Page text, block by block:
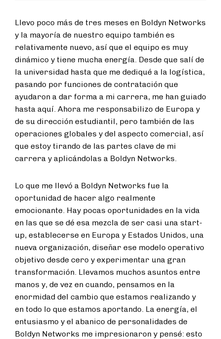
Llevo poco más de tres meses en Boldyn Networks
y la mayoría de nuestro equipo también es
relativamente nuevo, así que el equipo es muy
dinámico y tiene mucha energía. Desde que salí de
la universidad hasta que me dediqué a la logística,
pasando por funciones de contratación que
ayudaron a dar forma a mi carrera, me han guiado
hasta aquí. Ahora me responsabilizo de Europa y
de su dirección estudiantil, pero también de las
operaciones globales y del aspecto comercial, así
que estoy tirando de las partes clave de mi
carrera y aplicándolas a Boldyn Networks.
Lo que me llevó a Boldyn Networks fue la
oportunidad de hacer algo realmente
emocionante. Hay pocas oportunidades en la vida
en las que se dé esa mezcla de ser casi una start-
up, establecerse en Europa y Estados Unidos, una
nueva organización, diseñar ese modelo operativo
objetivo desde cero y experimentar una gran
transformación. Llevamos muchos asuntos entre
manos y, de vez en cuando, pensamos en la
enormidad del cambio que estamos realizando y
en todo lo que estamos aportando. La energía, el
entusiasmo y el abanico de personalidades de
Boldyn Networks me impresionaron y pensé: esto